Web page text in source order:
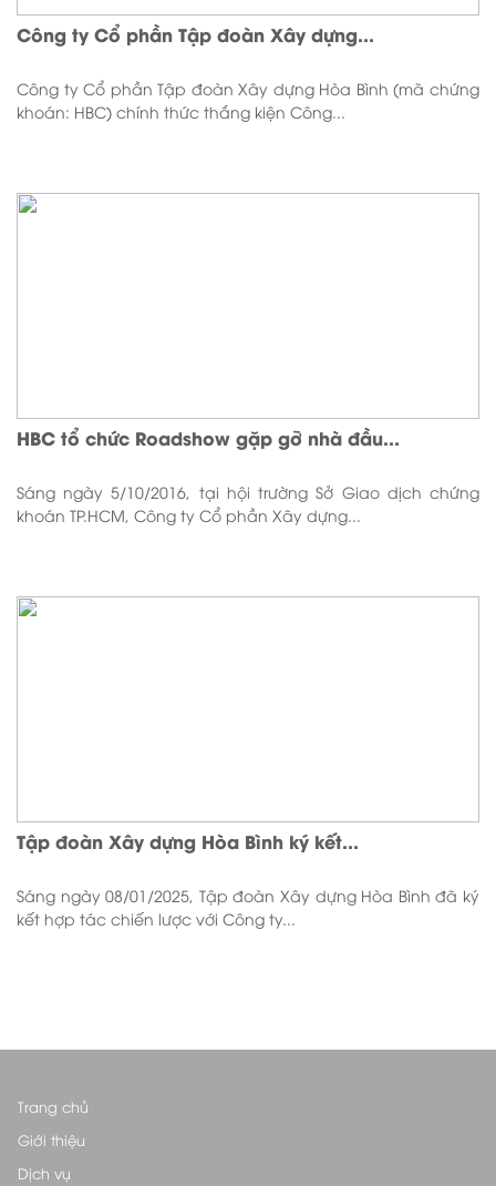
Công ty Cổ phần Tập đoàn Xây dựng...
Công ty Cổ phần Tập đoàn Xây dựng Hòa Bình (mã chứng
khoán: HBC) chính thức thắng kiện Công...
HBC tổ chức Roadshow gặp gỡ nhà đầu...
Sáng ngày 5/10/2016, tại hội trường Sở Giao dịch chứng
khoán TP.HCM, Công ty Cổ phần Xây dựng...
Tập đoàn Xây dựng Hòa Bình ký kết...
Sáng ngày 08/01/2025, Tập đoàn Xây dựng Hòa Bình đã ký
kết hợp tác chiến lược với Công ty...
Trang chủ
Giới thiệu
Dịch vụ